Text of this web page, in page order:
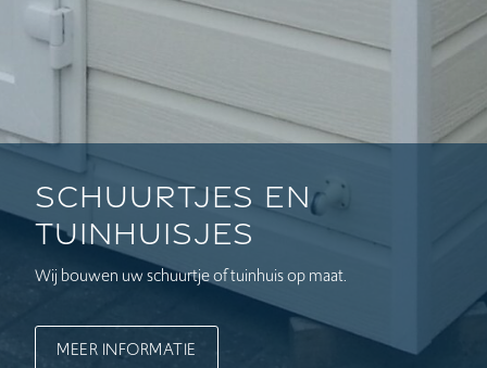
Schuurtjes en
Tuinhuisjes
Wij bouwen uw schuurtje of tuinhuis op maat.
MEER INFORMATIE